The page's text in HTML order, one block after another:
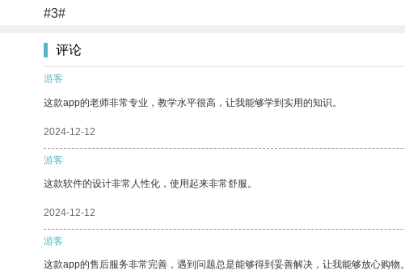
#3#
评论
游客
这款app的老师非常专业，教学水平很高，让我能够学到实用的知识。
2024-12-12
游客
这款软件的设计非常人性化，使用起来非常舒服。
2024-12-12
游客
这款app的售后服务非常完善，遇到问题总是能够得到妥善解决，让我能够放心购物。